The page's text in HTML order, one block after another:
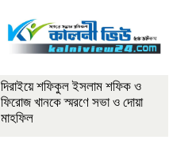
দিরাইয়ে শফিকুল ইসলাম শফিক ও
ফিরোজ খানকে স্মরণে সভা ও দোয়া
মাহফিল